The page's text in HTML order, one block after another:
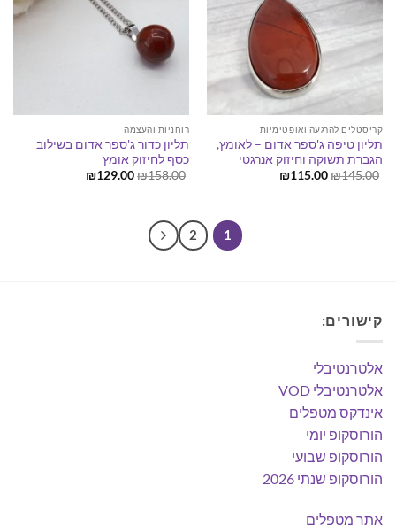
קריסטלים להרגעה ואופטימיות
תליון טיפה ג'ספר אדום – לאומץ,
הגברת תשוקה וחיזוק אנרגטי
₪145.00
המחיר ₪115.00
המחיר
רוחניות והעצמה
תליון כדור ג'ספר אדום בשילוב
כסף לחיזוק אומץ
₪158.00
המחיר ₪129.00
המחיר
1
2
קישורים:
אלטרנטיבלי
אלטרנטיבלי VOD
אינדקס מטפלים
הורוסקופ יומי
הורוסקופ שבועי
הורוסקופ שנתי 2026
אתר מטפלים